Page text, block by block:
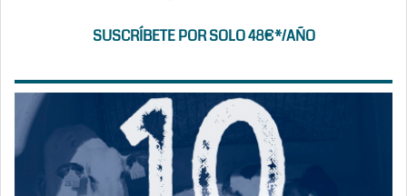
SUSCRÍBETE POR SOLO 48€*/AÑO